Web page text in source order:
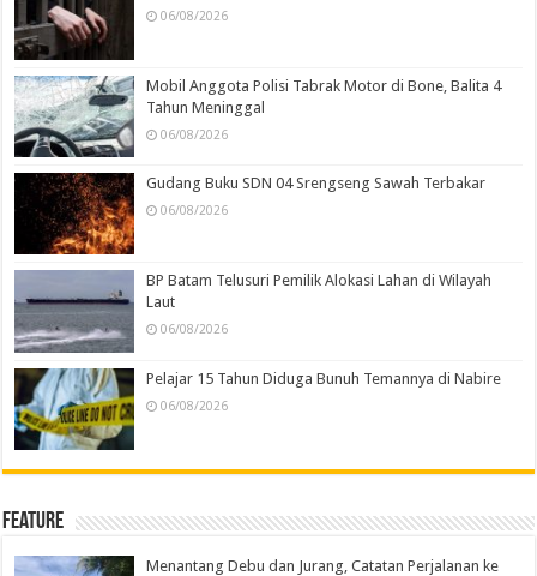
06/08/2026
Mobil Anggota Polisi Tabrak Motor di Bone, Balita 4
Tahun Meninggal
06/08/2026
Gudang Buku SDN 04 Srengseng Sawah Terbakar
06/08/2026
BP Batam Telusuri Pemilik Alokasi Lahan di Wilayah
Laut
06/08/2026
Pelajar 15 Tahun Diduga Bunuh Temannya di Nabire
06/08/2026
Feature
Menantang Debu dan Jurang, Catatan Perjalanan ke